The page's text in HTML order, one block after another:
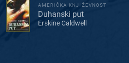
AMERIČKA KNJIŽEVNOST
Duhanski put
Erskine Caldwell